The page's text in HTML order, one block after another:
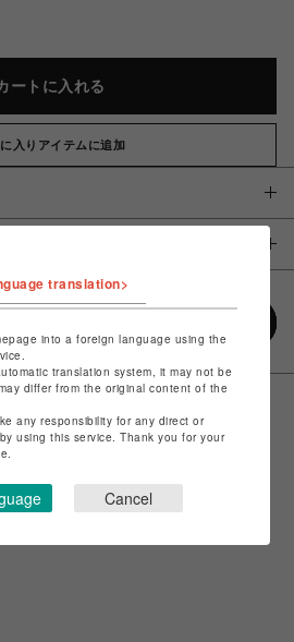
ートに入れる
入りアイテムに追加
translation>
into a foreign language using the
translation system, it may not be
differ from the original content of the
any responsibility for any direct or
using this service. Thank you for your
Cancel